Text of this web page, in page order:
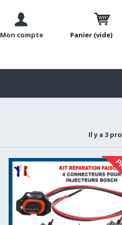
Mon compte Panier (vide)
Il y a 3